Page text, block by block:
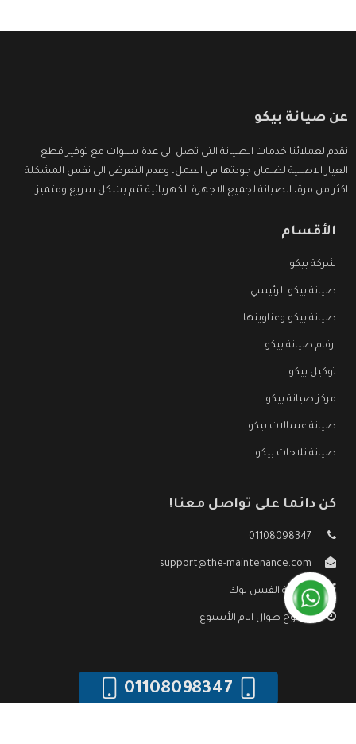
عن صيانة بيكو
نقدم لعملائنا خدمات الصيانة التى تصل الى عدة سنوات مع توفير قطع
الغيار الاصلية لضمان جودتها فى العمل، وعدم التعرض الى نفس المشكلة
اكثر من مرة، الصيانة لجميع الاجهزة الكهربائية تتم بشكل سريع ومتميز.
الأقسام
شركة بيكو
صيانة بيكو الرئيسي
صيانة بيكو وعناوينها
ارقام صيانة بيكو
توكيل بيكو
مركز صيانة بيكو
صيانة غسالات بيكو
صيانة ثلاجات بيكو
كن دائما على تواصل معنا!
01108098347
support@the-maintenance.com
صفحة الفيس بوك
مفتوح طوال ايام الأسبوع
01108098347